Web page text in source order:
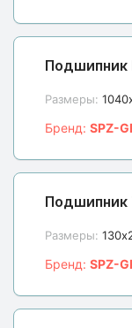
Подшипник
Размеры:
Бренд: SPZ-
Подшипник
Размеры:
Бренд: SPZ-